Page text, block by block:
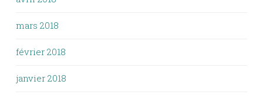
mars 2018
février 2018
janvier 2018